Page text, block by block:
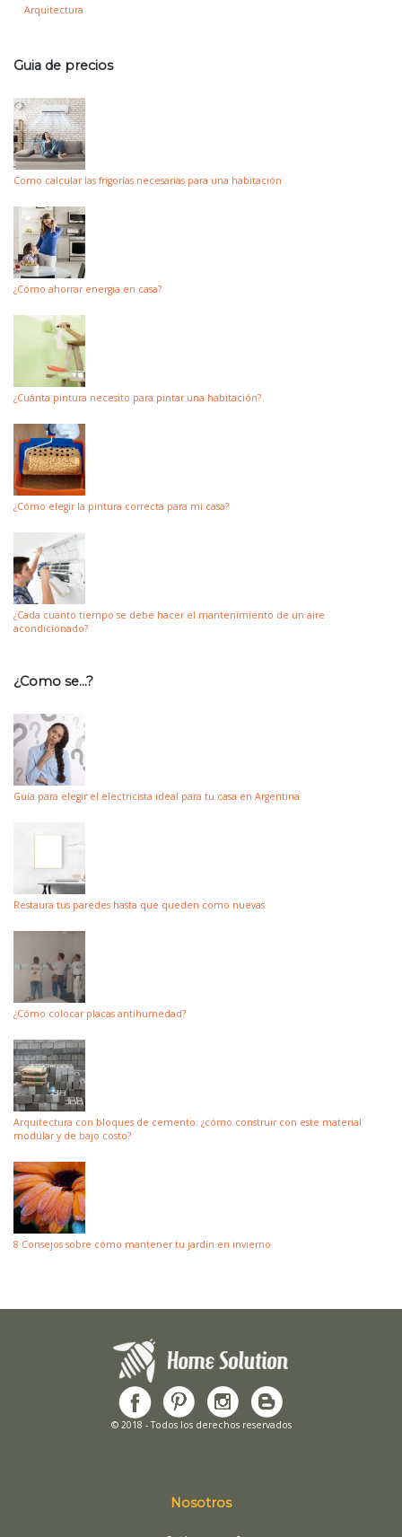
Arquitectura
Guia de precios
Como calcular las frigorías necesarias para una habitación
¿Cómo ahorrar energia en casa?
¿Cuánta pintura necesito para pintar una habitación?
¿Cómo elegir la pintura correcta para mi casa?
¿Cada cuanto tiempo se debe hacer el mantenimiento de un aire
acondicionado?
¿Como se…?
Guía para elegir el electricista ideal para tu casa en Argentina
Restaura tus paredes hasta que queden como nuevas
¿Cómo colocar placas antihumedad?
Arquitectura con bloques de cemento: ¿cómo construir con este material
modular y de bajo costo?
8 Consejos sobre cómo mantener tu jardín en invierno
© 2018 - Todos los derechos reservados
Nosotros